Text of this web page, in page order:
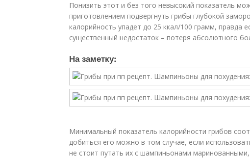
Понизить этот и без того невысокий показатель
приготовлением подвергнуть грибы глубокой
калорийность упадет до 25 ккал/100 грамм, правда
существенный недостаток – потеря абсолютного
На заметку:
Минимальный показатель калорийности грибов
добиться его можно в том случае, если
не стоит путать их с шампиньонами маринованными,